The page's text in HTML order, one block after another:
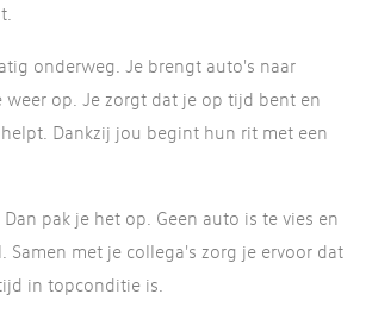
onderweg. Je brengt auto's naar
weer op. Je zorgt dat je op tijd bent en
Dankzij jou begint hun rit met een
pak je het op. Geen auto is te vies en
Samen met je collega's zorg je ervoor dat
in topconditie is.